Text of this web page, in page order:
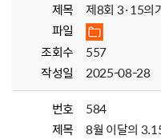
제목
제8회 3·15의
파일
조회수
557
작성일
2025-08-28
번호
584
제목
8월 이달의